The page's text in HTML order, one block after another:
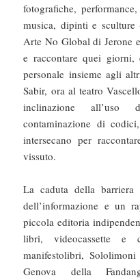
fotografiche,
musica, dipinti e
Arte No Global di Jerone
e raccontare quei giorni,
personale insieme agli
Sabir, ora al teatro
inclinazione all’uso
contaminazione di
intersecano per
vissuto.
La caduta della
dell’informazione e un
piccola editoria
libri, videocassette
manifestolibri,
Genova della